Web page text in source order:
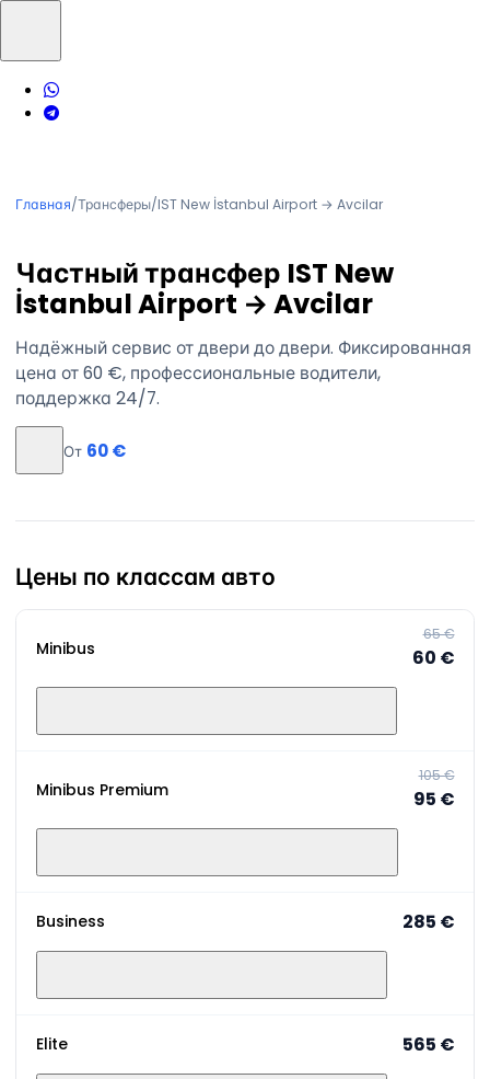
Главная/Трансферы/IST New İstanbul Airport → Avcilar
Частный трансфер IST New
İstanbul Airport → Avcilar
Надёжный сервис от двери до двери. Фиксированная
цена от 60 €, профессиональные водители,
поддержка 24/7.
От 60 €
Цены по классам авто
Minibus
65 €
60 €
Minibus Premium
105 €
95 €
Business 285 €
Elite 565 €